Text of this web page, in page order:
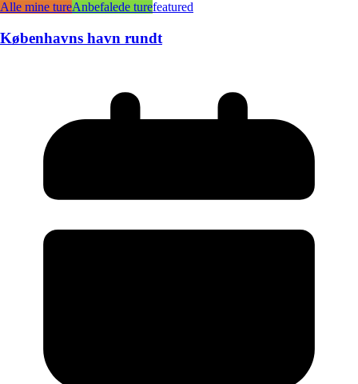
Alle mine tureAnbefalede turefeatured
Københavns havn rundt